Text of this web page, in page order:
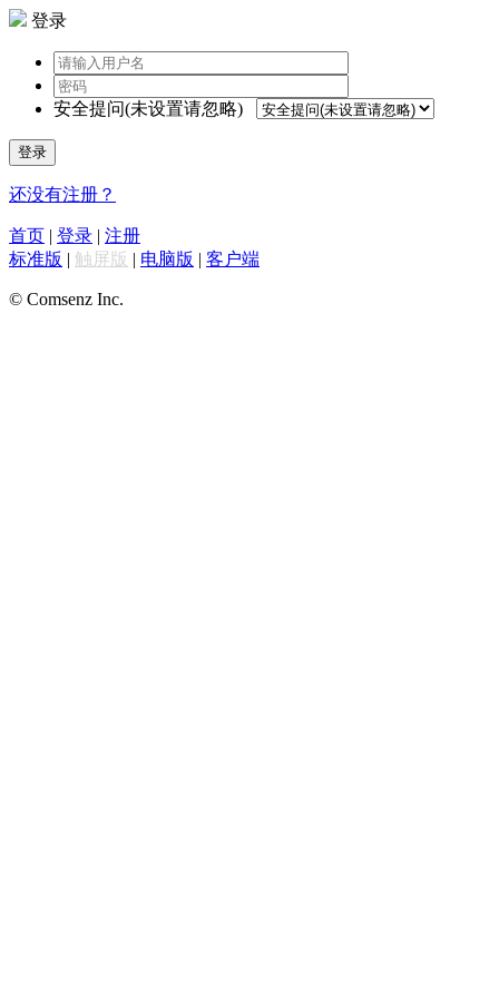
登录
安全提问(未设置请忽略)
登录
还没有注册？
首页 | 登录 | 注册
标准版 | 触屏版 | 电脑版 | 客户端
© Comsenz Inc.